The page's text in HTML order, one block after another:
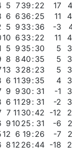
5 739 :22 17
6 6 36 :25 11
5 9 33 :36 -3
10 6 33 :22 11
5 9 35 :30 5
8 8 40 :35 5
13 3 28 :23 5
6 11 39 :35 4
9 9 30 : 31 -1
6 11 29 : 31 -2
7 11 30 :42 -12
9 10 25 : 31 -6
12 6 19 :26 -7
8 12 26 :44 -18